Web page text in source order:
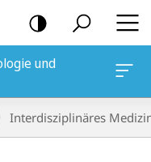
und
Interdisziplinäres